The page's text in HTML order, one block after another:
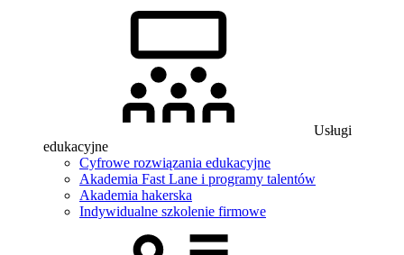
Usługi
edukacyjne
Cyfrowe rozwiązania edukacyjne
Akademia Fast Lane i programy talentów
Akademia hakerska
Indywidualne szkolenie firmowe